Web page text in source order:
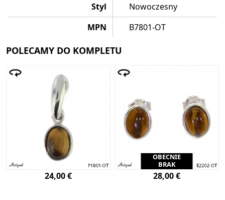
Styl
Nowoczesny
MPN
B7801-OT
POLECAMY DO KOMPLETU
24,00 €
OBECNIE
BRAK
28,00 €